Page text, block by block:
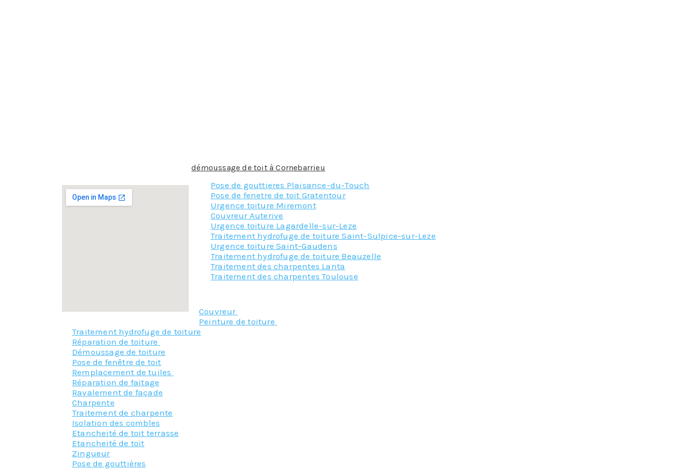
Donc si vous souhaitez pratiquer undémoussage de toit à Cornebarrieu
Pose de gouttieres Plaisance-du-Touch
Pose de fenetre de toit Gratentour
Urgence toiture Miremont
Couvreur Auterive
Urgence toiture Lagardelle-sur-Leze
Traitement hydrofuge de toiture Saint-Sulpice-sur-Leze
Urgence toiture Saint-Gaudens
Traitement hydrofuge de toiture Beauzelle
Traitement des charpentes Lanta
Traitement des charpentes Toulouse
Couvreur
Peinture de toiture
Traitement hydrofuge de toiture
Réparation de toiture
Démoussage de toiture
Pose de fenêtre de toit
Remplacement de tuiles
Réparation de faitage
Ravalement de façade
Charpente
Traitement de charpente
Isolation des combles
Etancheité de toit terrasse
Etancheité de toit
Zingueur
Pose de gouttières